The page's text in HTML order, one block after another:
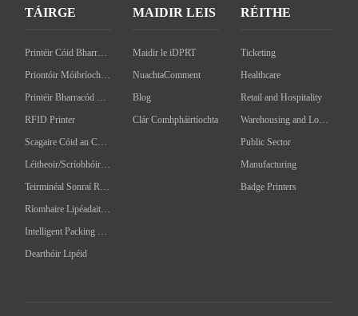
TÁIRGE
Printéir Cóid Bharra an Deasc
Priontóir Móibríoch Barcóid
Printéir Bharracód Tionsclaíoch
RFID Printer
Scagaire Cóid an Chláir
Léitheoir/Scríobhóir RFID ar láimhéid
Teirminéal Sonraí Ríomhaire Láimhe
Ríomhaire Lipéadaithe Uathoibríoch
Intelligent Packing Machine
Dearthóir Lipéid
MAIDIR LEIS
Maidir le iDPRT
NuachtaComment
Blog
Clár Comhpháirtíochta
RÉITHE
Ticketing
Healthcare
Retail and Hospitality
Warehousing and Logistics
Public Sector
Manufacturing
Badge Printers